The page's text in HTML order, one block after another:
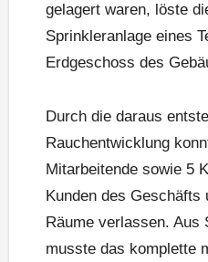
gelagert waren, löste
Sprinkleranlage eines
Erdgeschoss des
Durch die daraus
Rauchentwicklung
Mitarbeitende sowie 5
Kunden des Geschäfts
Räume verlassen. Aus
musste das komplette